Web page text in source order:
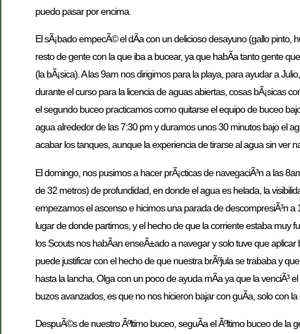
puedo pasar por encima.
El sÃ¡bado empecÃ© el dÃ­a con un delicioso desayuno (gallo pinto,
resto de gente con la que iba a bucear, ya que habÃ­a tanto gente
(la bÃ¡sica). A las 9am nos dirigimos para la playa, para ayudar a
durante el curso para la licencia de aguas abiertas, cosas bÃ¡sicas
el segundo buceo practicamos como quitarse el equipo de buceo
agua alrededor de las 7:30 pm y duramos unos 30 minutos bajo el
acabar los tanques, aunque la experiencia de tirarse al agua sin ver
El domingo, nos pusimos a hacer prÃ¡cticas de navegaciÃ³n a las
de 32 metros) de profundidad, en donde el agua es helada, la
empezamos el ascenso e hicimos una parada de descompresiÃ³n a
lugar de donde partimos, y el hecho de que la corriente estaba muy
los Scouts nos habÃ­an enseÃ±ado a navegar y solo tuve que
puede justificar con el hecho de que nuestra brÃºjula se trababa y
hasta la lancha, Olga con un poco de ayuda mÃ­a ya que la venciÃ³
buzos avanzados, es que no nos hicieron bajar con guÃ­a, solo con la
DespuÃ©s de nuestro Ãºltimo buceo, seguÃ­a el Ãºltimo buceo de